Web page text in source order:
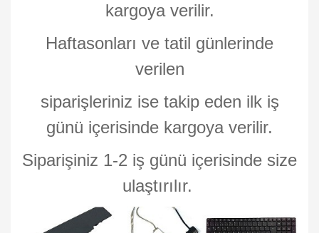
kargoya verilir.
Haftasonları ve tatil günlerinde
verilen
siparişleriniz ise takip eden ilk iş
günü içerisinde kargoya verilir.
Siparişiniz 1-2 iş günü içerisinde size
ulaştırılır.